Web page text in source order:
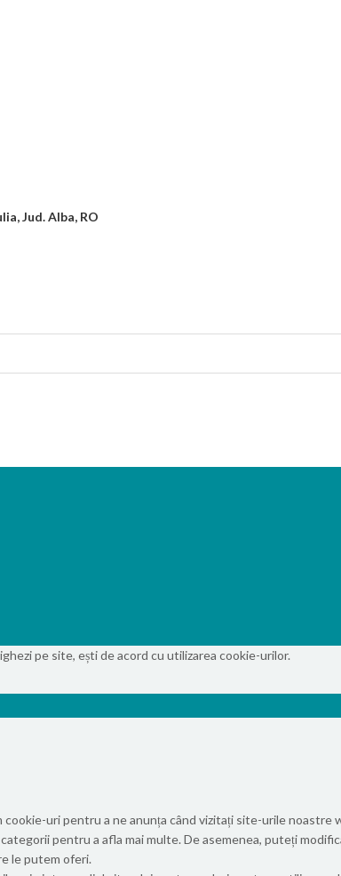
Jud. Alba, RO
pe site, ești de acord cu utilizarea cookie-urilor.
uri pentru a ne anunța când vizitați site-urile
pentru a afla mai multe. De asemenea, puteți
le putem oferi.